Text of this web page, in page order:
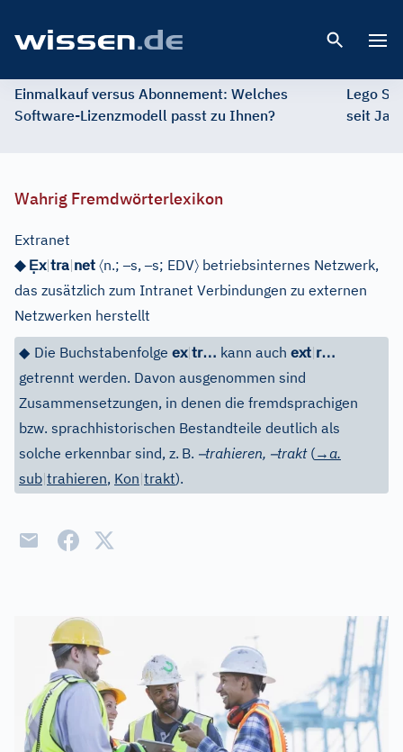
Einmalkauf versus Abonnement: Welches
Software-Lizenzmodell passt zu Ihnen?
Lego
seit
Wahrig Fremdwörterlexikon
Extranet
◆ Ẹx|tra|net 〈n.;–s,–s; EDV〉 betriebsinternes Netzwerk,
das zusätzlich zum Intranet Verbindungen zu externen
Netzwerken herstellt
◆ Die Buchstabenfolge ex|tr… kann auch ext|r…
getrennt werden. Davon ausgenommen sind
Zusammensetzungen, in denen die fremdsprachigen
bzw. sprachhistorischen Bestandteile deutlich als
solche erkennbar sind, z. B. –trahieren, –trakt(→a.
sub|trahieren, Kon|trakt).